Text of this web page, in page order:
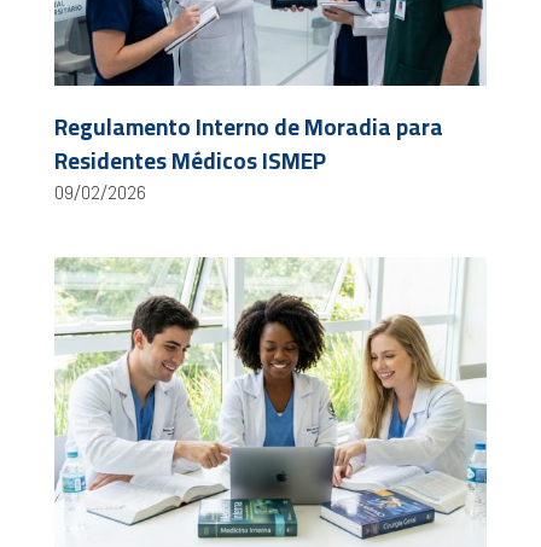
Regulamento Interno de Moradia para
Residentes Médicos ISMEP
09/02/2026